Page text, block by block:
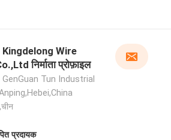
Wire
निर्माता प्रोफ़ाइल
GenGuan Tun Industrial
प्रदायक